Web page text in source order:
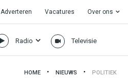
Adverteren Vacatures Over ons
Radio Televisie
HOME NIEUWS POLITIEK